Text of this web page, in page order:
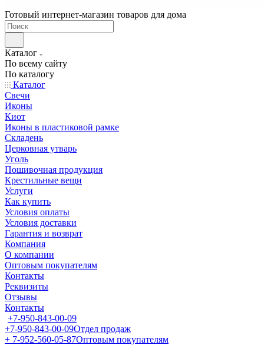
Готовый интернет-магазин товаров для дома
Каталог
По всему сайту
По каталогу
Каталог
Свечи
Иконы
Киот
Иконы в пластиковой рамке
Складень
Церковная утварь
Уголь
Пошивочная продукция
Крестильные вещи
Услуги
Как купить
Условия оплаты
Условия доставки
Гарантия и возврат
Компания
О компании
Оптовым покупателям
Контакты
Реквизиты
Отзывы
Контакты
+7-950-843-00-09
+7-950-843-00-09Отдел продаж
+ 7-952-560-05-87Оптовым покупателям